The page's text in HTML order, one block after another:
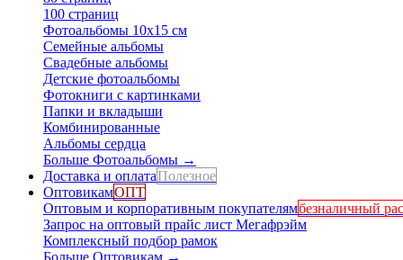
100 страниц
Фотоальбомы 10х15 см
Семейные альбомы
Свадебные альбомы
Детские фотоальбомы
Фотокниги с картинками
Папки и вкладыши
Комбинированные
Альбомы сердца
Больше Фотоальбомы →
Доставка и оплатаПолезное
ОптовикамОПТ
Оптовым и корпоративным покупателямбезналичный
Запрос на оптовый прайс лист Мегафрэйм
Комплексный подбор рамок
Больше Оптовикам →